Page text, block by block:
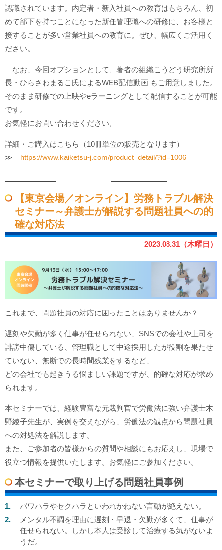
認識されています。内定者・新入社員への教育はもちろん、初
めて部下を持つことになった新任管理職への研修に、お客様と
接することが多い営業社員への教育に。ぜひ、幅広くご活用く
ださい。
なお、今回オプションとして、著者の組織こうどう研究所所
長・ひらさわまるこ氏によるWEB配信動画 もご用意しました。
そのまま研修での上映やeラーニングとして配信することが可能
です。
お気軽にお問い合わせください。
詳細・ご購入はこちら（10冊単位の販売となります）
≫ https://www.kaiketsu-j.com/product_detail/?id=1006
【東京会場／オンライン】労務トラブル解決
セミナー～弁護士が解説する問題社員への的
確な対応法
2023.08.31（木曜日）
これまで、問題社員の対応に困ったことはありませんか？
遅刻や欠勤が多く仕事が任せられない、SNSでの会社や上司を
誹謗中傷している、管理職として中途採用したが役割を果たせ
ていない、無断での長時間残業をするなど、
どの会社でも起きうる悩ましい課題ですが、的確な対応が求め
られます。
本セミナーでは、経験豊富な元裁判官で労働法に強い弁護士木
野綾子先生が、実例を交えながら、労働法の観点から問題社員
への対処法を解説します。
また、ご参加者の皆様からの質問や相談にもお応えし、現場で
役立つ情報を提供いたします。お気軽にご参加ください。
本セミナーで取り上げる問題社員事例
パワハラやセクハラといわれかねない言動が絶えない。
メンタル不調を理由に遅刻・早退・欠勤が多くて、仕事が
任せられない。しかし本人は受診して治療する気がないよ
うだ。